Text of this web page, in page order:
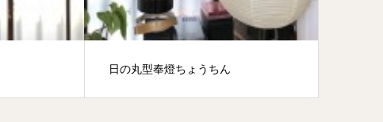
日の丸型奉燈ちょうちん